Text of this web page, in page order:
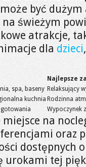
być dużym
na świeżym
atrakcje,
dla dzieci
Najlepsze
spa, baseny Relaksujący
kuchnia Rodzinna
Wypoczynek
na
oraz
dostępnych
urokami tej